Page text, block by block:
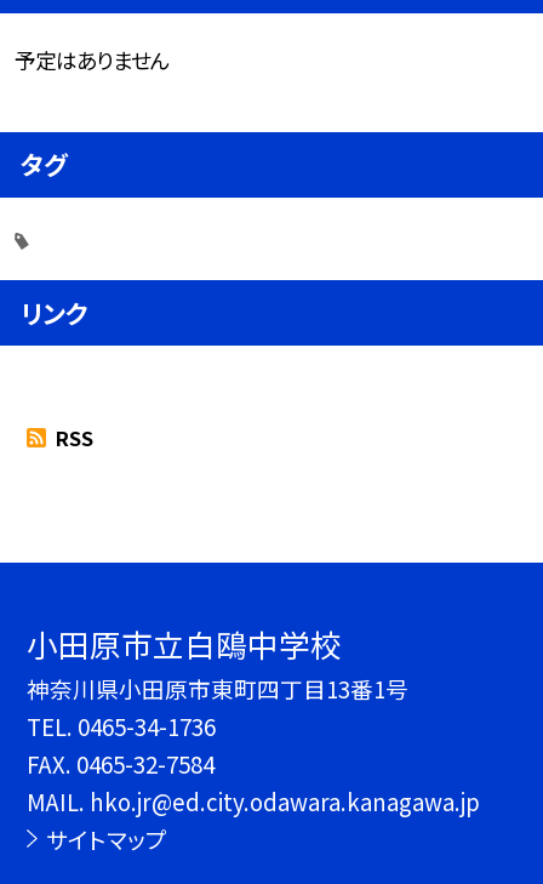
予定はありません
タグ
リンク
RSS
小田原市立白鴎中学校
神奈川県小田原市東町四丁目13番1号
TEL. 0465-34-1736
FAX. 0465-32-7584
MAIL. hko.jr@ed.city.odawara.kanagawa.jp
サイトマップ